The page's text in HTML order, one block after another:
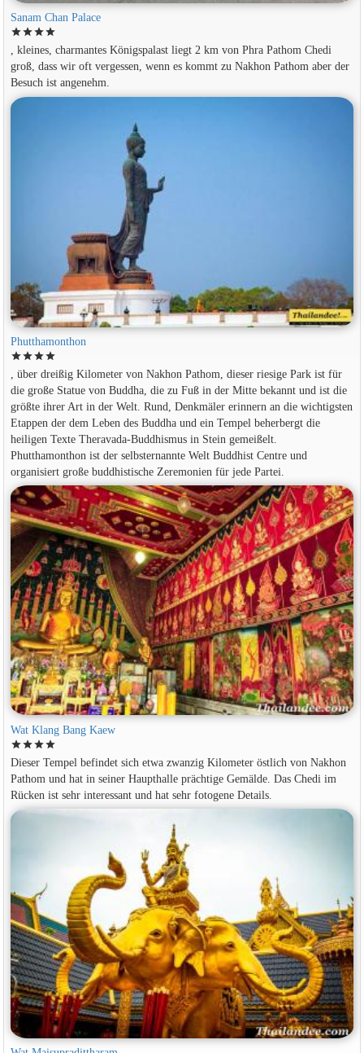
Sanam Chan Palace
starstarstarstar
, kleines, charmantes Königspalast liegt 2 km von Phra Pathom Chedi
groß, dass wir oft vergessen, wenn es kommt zu Nakhon Pathom aber der
Besuch ist angenehm.
Phutthamonthon
starstarstarstar
, über dreißig Kilometer von Nakhon Pathom, dieser riesige Park ist für
die große Statue von Buddha, die zu Fuß in der Mitte bekannt und ist die
größte ihrer Art in der Welt. Rund, Denkmäler erinnern an die wichtigsten
Etappen der dem Leben des Buddha und ein Tempel beherbergt die
heiligen Texte Theravada-Buddhismus in Stein gemeißelt.
Phutthamonthon ist der selbsternannte Welt Buddhist Centre und
organisiert große buddhistische Zeremonien für jede Partei.
Wat Klang Bang Kaew
starstarstarstar
Dieser Tempel befindet sich etwa zwanzig Kilometer östlich von Nakhon
Pathom und hat in seiner Haupthalle prächtige Gemälde. Das Chedi im
Rücken ist sehr interessant und hat sehr fotogene Details.